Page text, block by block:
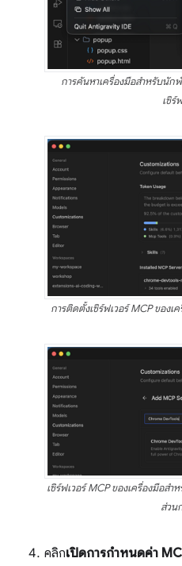
การค้นหาเครื่องมือสำหรับนัก
เซิร์
การติดตั้งเซิร์ฟเวอร์ MCP ของ
เซิร์ฟเวอร์ MCP ของเครื่องมือส
ส่วน
คลิกเปิดการกำหนดค่า